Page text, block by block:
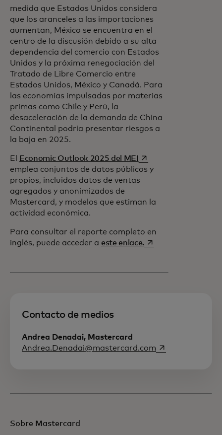
medida que Estados Unidos considera
que los aranceles a las importaciones
aumentan, México se encuentra en el
centro de la discusión debido a su alta
dependencia del comercio con Estados
Unidos y la próxima renegociación del
Tratado de Libre Comercio entre
Estados Unidos, México y Canadá. Para
las economías impulsadas por materias
primas como Chile y Perú, la
desaceleración de la demanda de China
Continental podría presentar riesgos a
la baja en 2025.
El Economic Outlook 2025 del MEIse abre en una
emplea conjuntos de datos públicos y
propios, incluidos datos de ventas
agregados y anonimizados de
Mastercard, y modelos que estiman la
actividad económica.
Para consultar el reporte completo en
inglés, puede acceder a este enlace. se abre en una
Contacto de medios
Andrea Denadai, Mastercard
Andrea.Denadai@mastercard.com se abre en una
Sobre Mastercard